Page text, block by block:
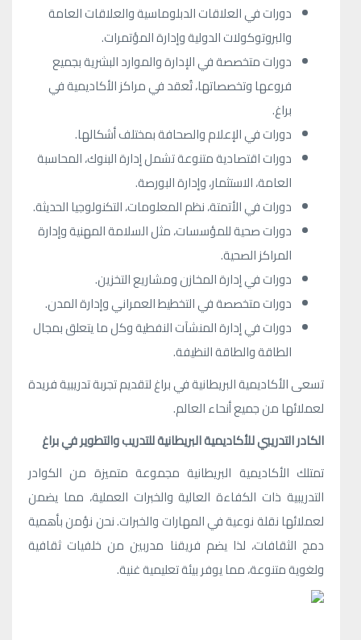
دورات في العلاقات الدبلوماسية والعلاقات العامة
والبروتوكولات الدولية وإدارة المؤتمرات.
دورات متخصصة في الإدارة والموارد البشرية بجميع
فروعها وتخصصاتها، تُعقد في مراكز الأكاديمية في
براغ.
دورات في الإعلام والصحافة بمختلف أشكالها.
دورات اقتصادية متنوعة تشمل إدارة البنوك، المحاسبة
العامة، الاستثمار، وإدارة البورصة.
دورات في الأتمتة، نظم المعلومات، التكنولوجيا الحديثة.
دورات صحية للمؤسسات، مثل السلامة المهنية وإدارة
المراكز الصحية.
دورات في إدارة المخازن ومشاريع التخزين.
دورات متخصصة في التخطيط العمراني وإدارة المدن.
دورات في إدارة المنشآت النفطية وكل ما يتعلق بمجال
الطاقة والطاقة النظيفة.
تسعى الأكاديمية البريطانية في براغ لتقديم تجربة تدريبية فريدة
لعملائها من جميع أنحاء العالم.
الكادر التدريبي للأكاديمية البريطانية للتدريب والتطوير في براغ
تمتلك الأكاديمية البريطانية مجموعة متميزة من الكوادر
التدريبية ذات الكفاءة العالية والخبرات العملية، مما يضمن
لعملائها نقلة نوعية في المهارات والخبرات. نحن نؤمن بأهمية
دمج الثقافات، لذا يضم فريقنا مدربين من خلفيات ثقافية
ولغوية متنوعة، مما يوفر بيئة تعليمية غنية.